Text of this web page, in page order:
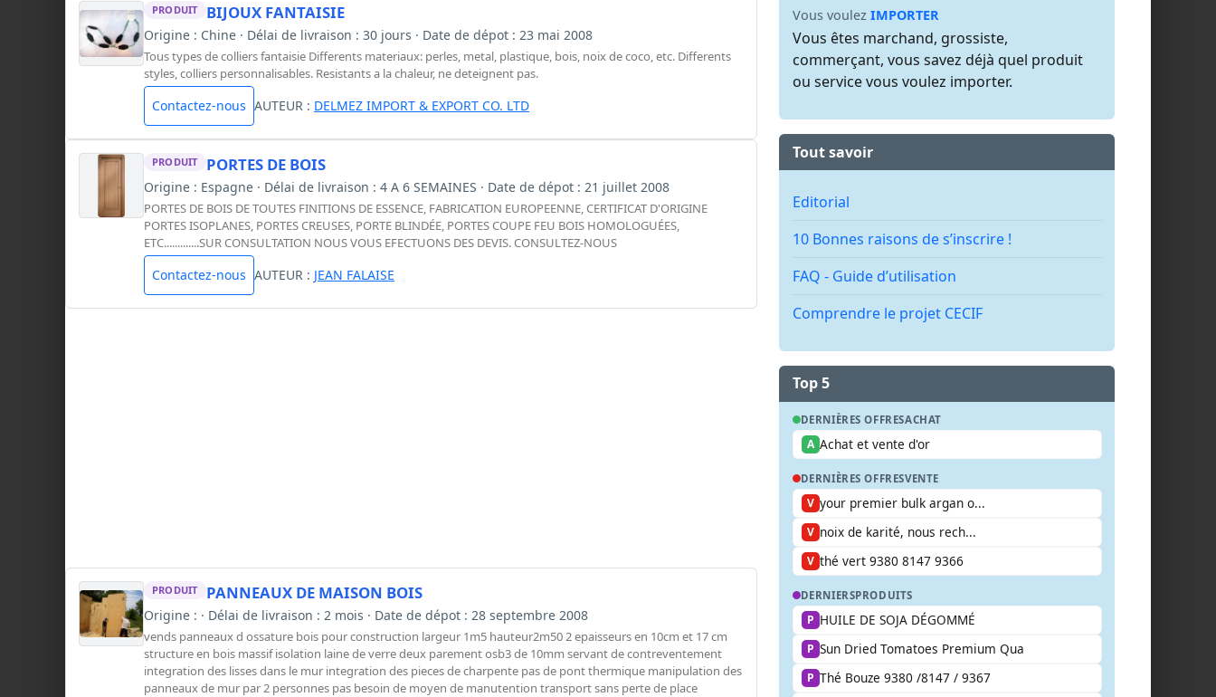
PRODUIT BIJOUX FANTAISIE
Origine : Chine · Délai de livraison : 30 jours · Date de dépot : 23 mai 2008
Tous types de colliers fantaisie Differents materiaux: perles, metal, plastique, bois, noix de coco, etc. Differents
styles, colliers personnalisables. Resistants a la chaleur, ne deteignent pas.
Contactez-nous AUTEUR : DELMEZ IMPORT & EXPORT CO. LTD
PRODUIT PORTES DE BOIS
Origine : Espagne · Délai de livraison : 4 A 6 SEMAINES · Date de dépot : 21 juillet 2008
PORTES DE BOIS DE TOUTES FINITIONS DE ESSENCE, FABRICATION EUROPEENNE, CERTIFICAT D'ORIGINE
PORTES ISOPLANES, PORTES CREUSES, PORTE BLINDÉE, PORTES COUPE FEU BOIS HOMOLOGUÉES,
ETC.............SUR CONSULTATION NOUS VOUS EFECTUONS DES DEVIS. CONSULTEZ-NOUS
Contactez-nous AUTEUR : JEAN FALAISE
PRODUIT PANNEAUX DE MAISON BOIS
Origine : · Délai de livraison : 2 mois · Date de dépot : 28 septembre 2008
vends panneaux d ossature bois pour construction largeur 1m5 hauteur2m50 2 epaisseurs en 10cm et 17 cm
structure en bois massif isolation laine de verre deux parement osb3 de 10mm servant de contreventement
integration des lisses dans le mur integration des pieces de charpente pas de pont thermique manipulation des
panneaux de mur par 2 personnes pas besoin de moyen de manutention transport sans perte de place
Vous voulez IMPORTER
Vous êtes marchand, grossiste,
commerçant, vous savez déjà quel produit
ou service vous voulez importer.
Tout savoir
Editorial
10 Bonnes raisons de s’inscrire !
FAQ - Guide d’utilisation
Comprendre le projet CECIF
Top 5
DERNIÈRES OFFRESACHAT
A Achat et vente d'or
DERNIÈRES OFFRESVENTE
V your premier bulk argan o...
V noix de karité, nous rech...
V thé vert 9380 8147 9366
DERNIERSPRODUITS
P HUILE DE SOJA DÉGOMMÉ
P Sun Dried Tomatoes Premium Qua
P Thé Bouze 9380 /8147 / 9367